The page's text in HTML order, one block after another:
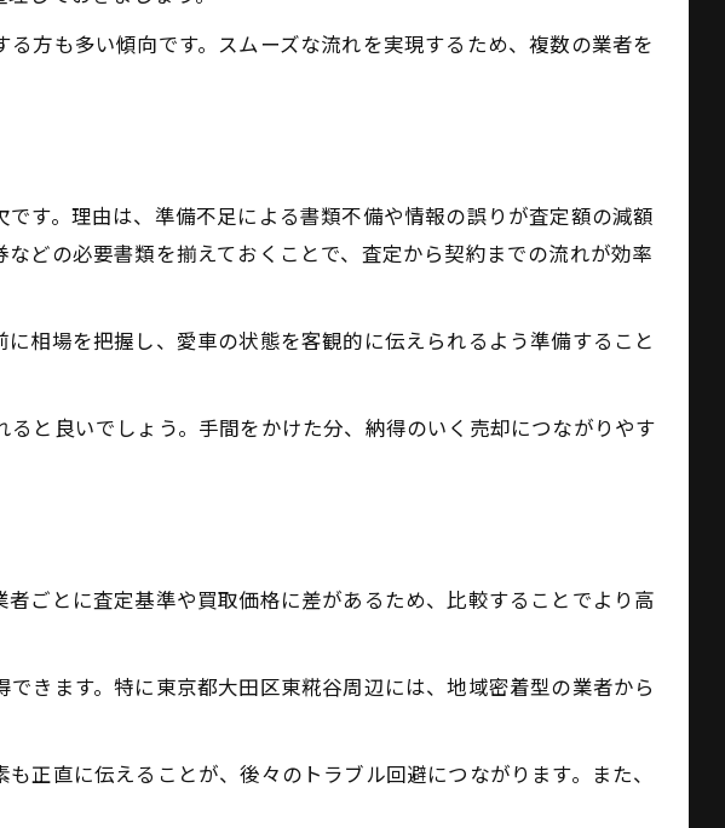
備と事前確認
取の安心対応
影響ポイント
るべきか迷ったら
止対策を紹介
定サービス活用法
く完了させるコツ
受けるポイント
の満足度左右
有利に交渉
準備方法
方も多い傾向です。スムーズな流れを実現するため、複数の業者を
す。理由は、準備不足による書類不備や情報の誤りが査定額の減額
どの必要書類を揃えておくことで、査定から契約までの流れが効率
相場を把握し、愛車の状態を客観的に伝えられるよう準備すること
と良いでしょう。手間をかけた分、納得のいく売却につながりやす
ごとに査定基準や買取価格に差があるため、比較することでより高
きます。特に東京都大田区東糀谷周辺には、地域密着型の業者から
正直に伝えることが、後々のトラブル回避につながります。また、